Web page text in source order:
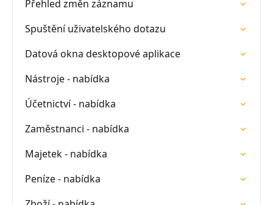
Přehled změn záznamu
Spuštění uživatelského dotazu
Datová okna desktopové aplikace
Nástroje - nabídka
Účetnictví - nabídka
Zaměstnanci - nabídka
Majetek - nabídka
Peníze - nabídka